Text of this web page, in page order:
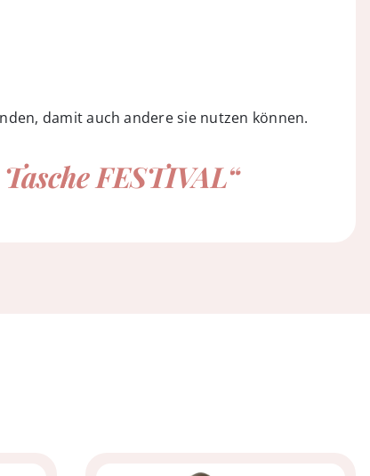
damit auch andere sie nutzen können.
FESTIVAL“